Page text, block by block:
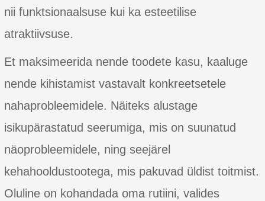
nii funktsionaalsuse kui ka esteetilise
atraktiivsuse.
Et maksimeerida nende toodete kasu, kaaluge
nende kihistamist vastavalt konkreetsetele
nahaprobleemidele. Näiteks alustage
isikupärastatud seerumiga, mis on suunatud
näoprobleemidele, ning seejärel
kehahooldustootega, mis pakuvad üldist toitmist.
Oluline on kohandada oma rutiini, valides